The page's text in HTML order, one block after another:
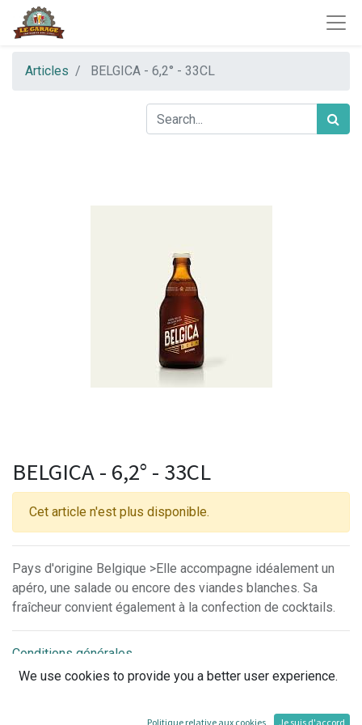
Articles BELGICA - 6,2° - 33CL
BELGICA - 6,2° - 33CL
Cet article n'est plus disponible.
Pays d'origine Belgique >Elle accompagne idéalement un
apéro, une salade ou encore des viandes blanches. Sa
fraîcheur convient également à la confection de cocktails.
Conditions générales
30-day money-back guarantee
We use cookies to provide you a better user experience.
Politique relative aux cookies Je suis d'accord